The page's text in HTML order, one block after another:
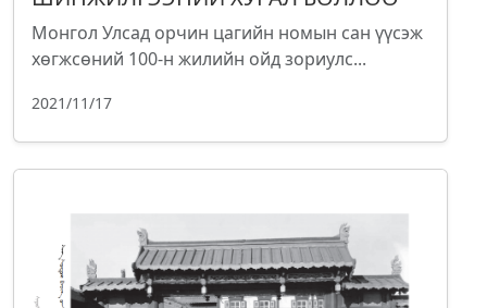
Монгол Улсад орчин цагийн номын сан үүсэж
хөгжсөний 100-н жилийн ойд зориулс...
2021/11/17